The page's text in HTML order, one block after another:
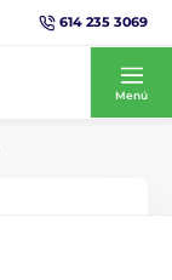
614 235 3069
Menú